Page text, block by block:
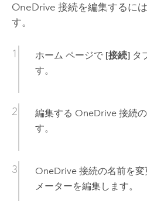
OneDrive 接続を編集するに
す。
ホーム ページで [接続]タ
す。
編集する OneDrive接続の
す。
OneDrive接続の名前を変
メーターを編集します。